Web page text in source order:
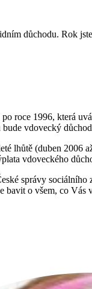
důchodu. Rok
roce 1996, která
vdovecký
lhůtě (duben 2006
vdoveckého
správy
o všem, co Vás